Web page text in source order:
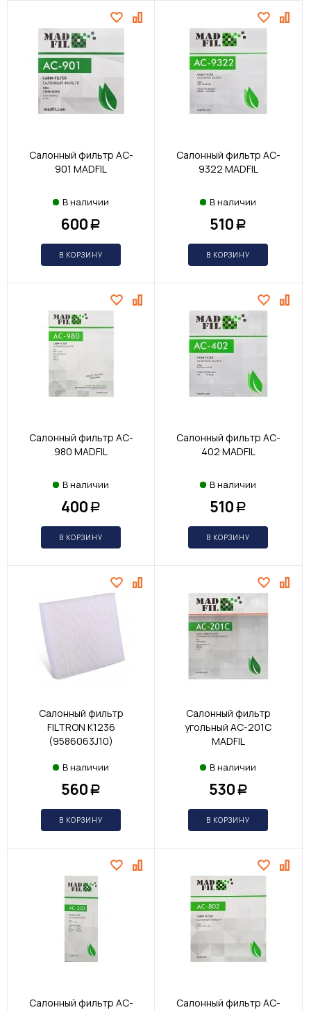
Салонный фильтр AC-
901 MADFIL
В наличии
600 Р
В КОРЗИНУ
Салонный фильтр AC-
9322 MADFIL
В наличии
510 Р
В КОРЗИНУ
Салонный фильтр AC-
980 MADFIL
В наличии
400 Р
В КОРЗИНУ
Салонный фильтр AC-
402 MADFIL
В наличии
510 Р
В КОРЗИНУ
Салонный фильтр
FILTRON K1236
(9586063J10)
В наличии
560 Р
В КОРЗИНУ
Салонный фильтр
угольный AC-201C
MADFIL
В наличии
530 Р
В КОРЗИНУ
Салонный фильтр AC- Салонный фильтр AC-